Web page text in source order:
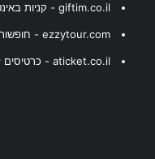
giftim.co.il - קניות באינטרנט
ezzytour.com - חופשות בארץ ובעולם
aticket.co.il - כרטיסים להופעות